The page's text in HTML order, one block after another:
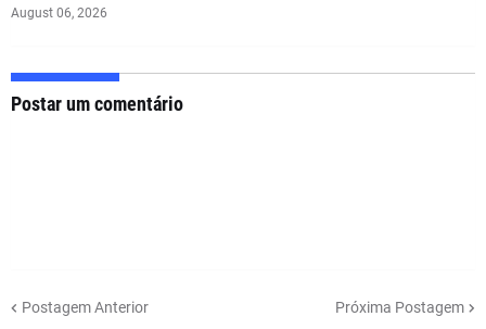
August 06, 2026
Postar um comentário
Postagem Anterior Próxima Postagem